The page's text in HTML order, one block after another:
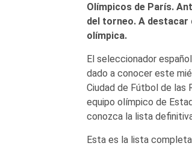
Olímpicos de París.
del torneo. A destacar
olímpica.
El seleccionador
dado a conocer este
Ciudad de Fútbol de las
equipo olímpico de
conozca la lista
Esta es la lista